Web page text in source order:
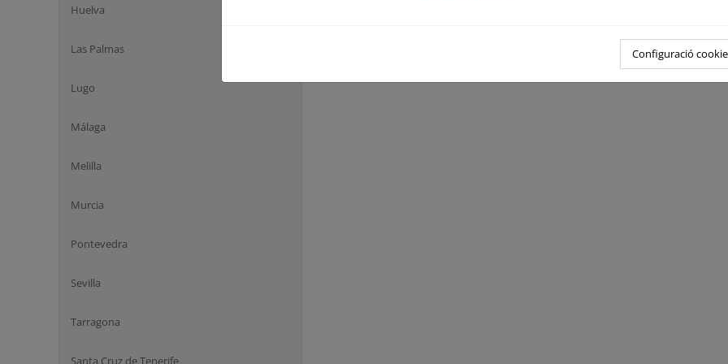
Huelva
Las Palmas
Lugo
Málaga
Melilla
Murcia
Pontevedra
Sevilla
Tarragona
Santa Cruz de Tenerife
Configuració